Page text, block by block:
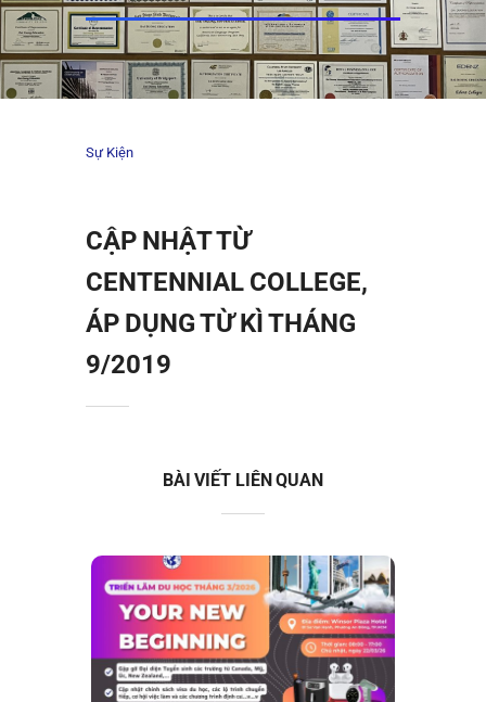
Sự Kiện
CẬP NHẬT TỪ
CENTENNIAL COLLEGE,
ÁP DỤNG TỪ KÌ THÁNG
9/2019
BÀI VIẾT LIÊN QUAN